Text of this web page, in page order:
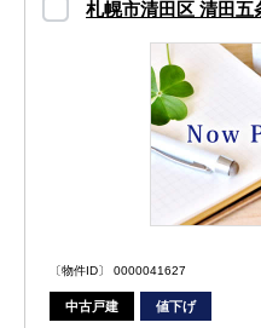
札幌市清田区 清田五
〔物件ID〕 0000041627
中古戸建 値下げ